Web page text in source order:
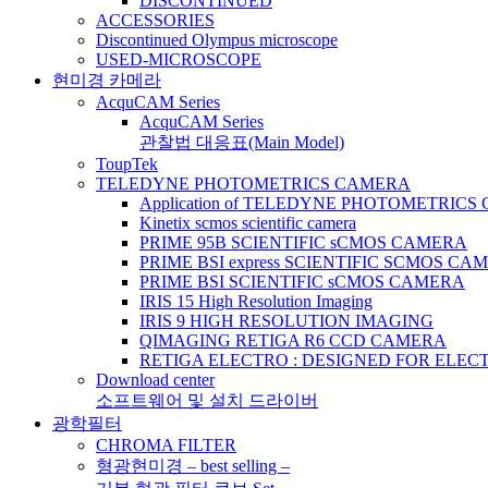
ACCESSORIES
Discontinued Olympus microscope
USED-MICROSCOPE
현미경 카메라
AcquCAM Series
AcquCAM Series
관찰법 대응표(Main Model)
ToupTek
TELEDYNE PHOTOMETRICS CAMERA
Application of TELEDYNE PHOTOMETRICS
Kinetix scmos scientific camera
PRIME 95B SCIENTIFIC sCMOS CAMERA
PRIME BSI express SCIENTIFIC SCMOS
PRIME BSI SCIENTIFIC sCMOS CAMERA
IRIS 15 High Resolution Imaging
IRIS 9 HIGH RESOLUTION IMAGING
QIMAGING RETIGA R6 CCD CAMERA
RETIGA ELECTRO : DESIGNED FOR
Download center
소프트웨어 및 설치 드라이버
광학필터
CHROMA FILTER
형광현미경 – best selling –